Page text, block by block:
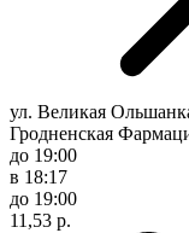
ул. Великая
Гродненская
до 19:00
в 18:17
до 19:00
11,53 р.